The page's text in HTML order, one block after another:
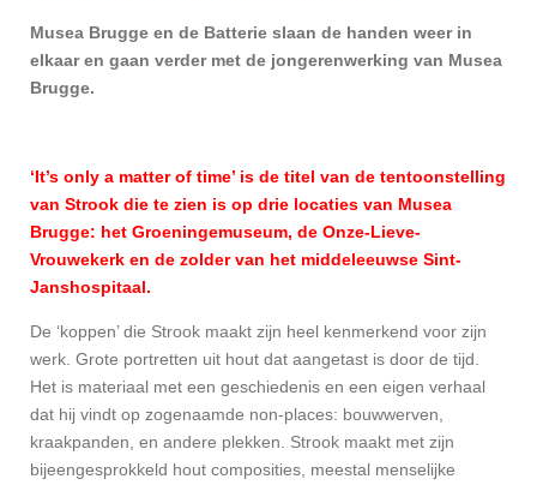
Musea Brugge en de Batterie slaan de handen weer in
elkaar en gaan verder met de jongerenwerking van Musea
Brugge.
‘It’s only a matter of time’ is de titel van de tentoonstelling
van Strook die te zien is op drie locaties van Musea
Brugge: het Groeningemuseum, de Onze-Lieve-
Vrouwekerk en de zolder van het middeleeuwse Sint-
Janshospitaal.
De ‘koppen’ die Strook maakt zijn heel kenmerkend voor zijn
werk. Grote portretten uit hout dat aangetast is door de tijd.
Het is materiaal met een geschiedenis en een eigen verhaal
dat hij vindt op zogenaamde non-places: bouwwerven,
kraakpanden, en andere plekken. Strook maakt met zijn
bijeengesprokkeld hout composities, meestal menselijke